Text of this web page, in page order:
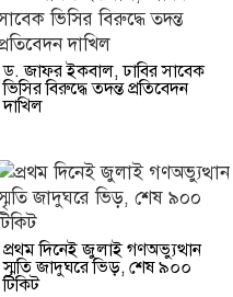
ড. জাফর ইকবাল, ঢাবির সাবেক
ভিসির বিরুদ্ধে তদন্ত প্রতিবেদন
দাখিল
প্রথম দিনেই জুলাই গণঅভ্যুত্থান
স্মৃতি জাদুঘরে ভিড়, শেষ ৯০০
টিকিট